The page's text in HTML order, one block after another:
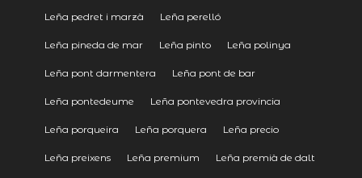
Leña pedret i marzà Leña perelló
Leña pineda de mar Leña pinto Leña polinya
Leña pont darmentera Leña pont de bar
Leña pontedeume Leña pontevedra provincia
Leña porqueira Leña porquera Leña precio
Leña preixens Leña premium Leña premià de dalt